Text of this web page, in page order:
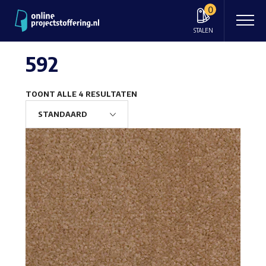
0
STALEN
592
TOONT ALLE 4 RESULTATEN